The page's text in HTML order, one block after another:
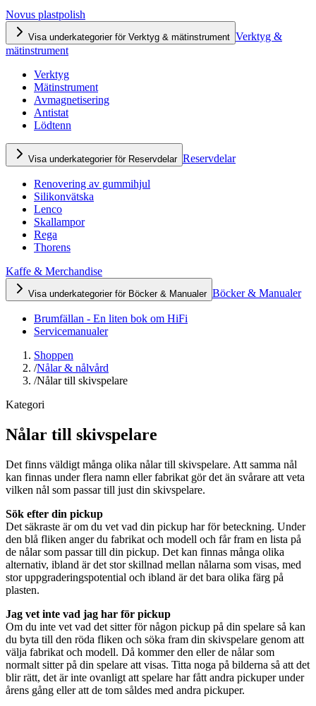
Novus plastpolish
Visa underkategorier för Verktyg & mätinstrument Verktyg &
mätinstrument
Verktyg
Mätinstrument
Avmagnetisering
Antistat
Lödtenn
Visa underkategorier för Reservdelar Reservdelar
Renovering av gummihjul
Silikonvätska
Lenco
Skallampor
Rega
Thorens
Kaffe & Merchandise
Visa underkategorier för Böcker & Manualer Böcker & Manualer
Brumfällan - En liten bok om HiFi
Servicemanualer
Shoppen
/Nålar & nålvård
/Nålar till skivspelare
Kategori
Nålar till skivspelare
Det finns väldigt många olika nålar till skivspelare. Att samma nål
kan finnas under flera namn eller fabrikat gör det än svårare att veta
vilken nål som passar till just din skivspelare.
Sök efter din pickup
Det säkraste är om du vet vad din pickup har för beteckning. Under
den blå fliken anger du fabrikat och modell och får fram en lista på
de nålar som passar till din pickup. Det kan finnas många olika
alternativ, ibland är det stor skillnad mellan nålarna som visas, med
stor uppgraderingspotential och ibland är det bara olika färg på
plasten.
Jag vet inte vad jag har för pickup
Om du inte vet vad det sitter för någon pickup på din spelare så kan
du byta till den röda fliken och söka fram din skivspelare genom att
välja fabrikat och modell. Då kommer den eller de nålar som
normalt sitter på din spelare att visas. Titta noga på bilderna så att det
blir rätt, det är inte ovanligt att spelare har fått andra pickuper under
årens gång eller att de tom såldes med andra pickuper.